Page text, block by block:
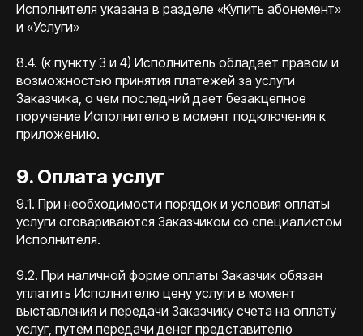
Исполнителя указана в разделе «Купить абонемент»
и «Услуги»
8.4. (к пункту 3 и 4) Исполнитель обладает правом и
возможностью принятия платежей за услуги
Заказчика, о чем последний дает безакцепное
поручение Исполнителю в момент подключения к
приложению.
9. Оплата услуг
9.1. При необходимости порядок и условия оплаты
услуги оговариваются Заказчиком со специалистом
Исполнителя.
9.2. При наличной форме оплаты Заказчик обязан
уплатить Исполнителю цену услуги в момент
выставления и передачи Заказчику счета на оплату
услуг, путем передачи денег представителю